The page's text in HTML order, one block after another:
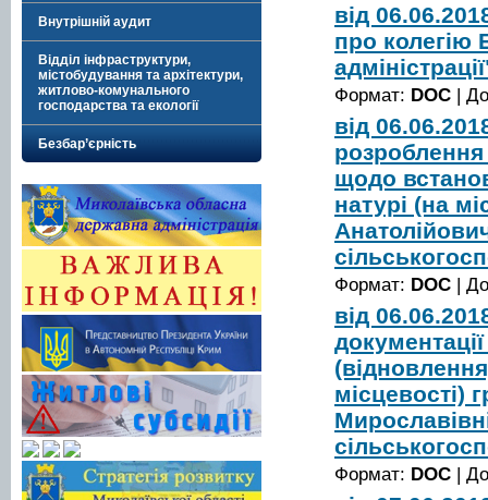
Внутрішній аудит
Відділ інфраструктури,
містобудування та архітектури,
житлово-комунального
господарства та екології
Безбар’єрність
від
про колегію
Формат: DOC |
від
розроблення
щодо
натурі (на
Формат: DOC |
від
місцевості)
Формат: DOC |